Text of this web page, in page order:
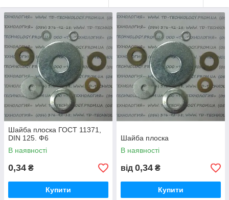
Шайба плоска ГОСТ 11371,
DIN 125. Ф6
В наявності
0,34 ₴
Купити
Шайба плоска
В наявності
від 0,34 ₴
Купити